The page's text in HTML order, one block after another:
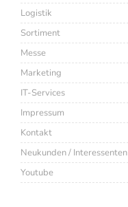
Logistik
Sortiment
Messe
Marketing
IT-Services
Impressum
Kontakt
Neukunden / Interessenten
Youtube